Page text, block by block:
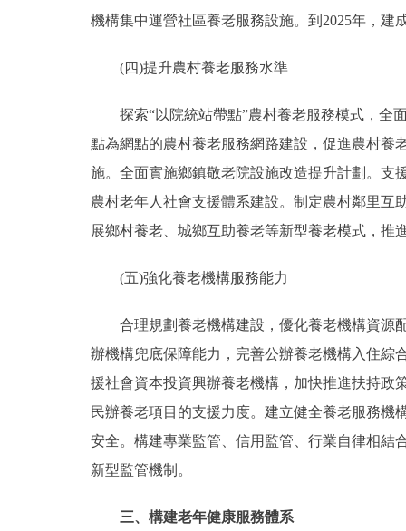
機構集中運營社區養老服務設施。到2025年，建
(四)提升農村養老服務水準
探索“以院統站帶點”農村養老服務模式，全面
點為網點的農村養老服務網路建設，促進農村養
施。全面實施鄉鎮敬老院設施改造提升計劃。支
農村老年人社會支援體系建設。制定農村鄰里互
展鄉村養老、城鄉互助養老等新型養老模式，推
(五)強化養老機構服務能力
合理規劃養老機構建設，優化養老機構資源配
辦機構兜底保障能力，完善公辦養老機構入住綜
援社會資本投資興辦養老機構，加快推進扶持政
民辦養老項目的支援力度。建立健全養老服務
安全。構建專業監管、信用監管、行業自律相結
新型監管機制。
三、構建老年健康服務體系